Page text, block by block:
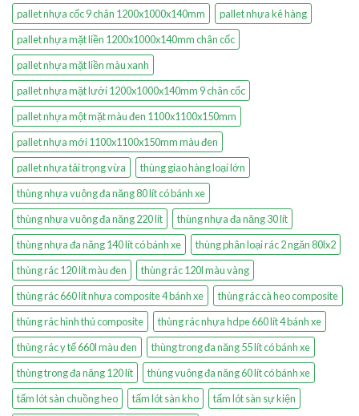
pallet nhựa cốc 9 chân 1200x1000x140mm
pallet nhựa kê hàng
pallet nhựa mặt liền 1200x1000x140mm chân cốc
pallet nhựa mặt liền màu xanh
pallet nhựa mặt lưới 1200x1000x140mm 9 chân cốc
pallet nhựa một mặt màu đen 1100x1100x150mm
pallet nhựa mới 1100x1100x150mm màu đen
pallet nhựa tải trọng vừa
thùng giao hàng loại lớn
thùng nhựa vuông đa năng 80 lít có bánh xe
thùng nhựa vuông đa năng 220 lít
thùng nhựa đa năng 30 lít
thùng nhựa đa năng 140 lít có bánh xe
thùng phân loại rác 2 ngăn 80lx2
thùng rác 120 lít màu đen
thùng rác 120l màu vàng
thùng rác 660 lít nhựa composite 4 bánh xe
thùng rác cà heo composite
thùng rác hình thú composite
thùng rác nhựa hdpe 660 lít 4 bánh xe
thùng rác y tế 660l màu đen
thùng trong đa năng 55 lít có bánh xe
thùng trong đa năng 120 lít
thùng vuông đa năng 60 lít có bánh xe
tấm lót sàn chuồng heo
tấm lót sàn kho
tấm lót sàn sự kiện